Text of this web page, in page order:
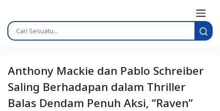
Anthony Mackie dan Pablo Schreiber
Saling Berhadapan dalam Thriller
Balas Dendam Penuh Aksi, “Raven”